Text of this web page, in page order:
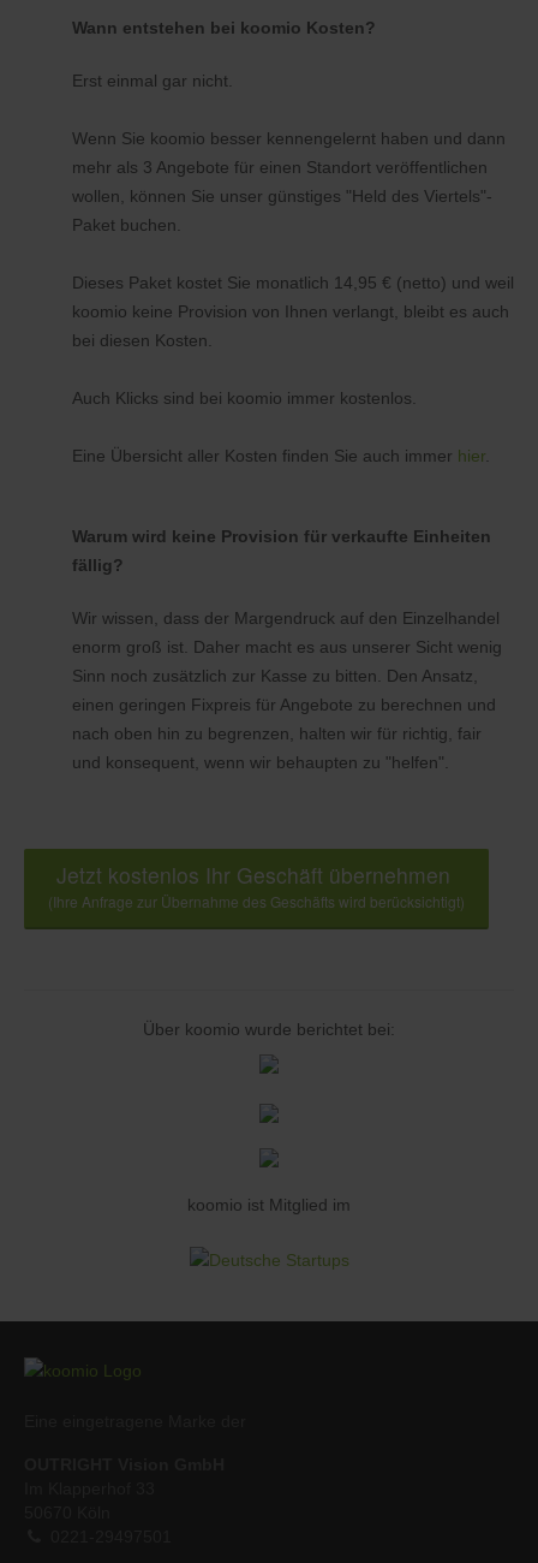
Wann entstehen bei koomio Kosten?
Erst einmal gar nicht.
Wenn Sie koomio besser kennengelernt haben und dann
mehr als 3 Angebote für einen Standort veröffentlichen
wollen, können Sie unser günstiges "Held des Viertels"-
Paket buchen.
Dieses Paket kostet Sie monatlich 14,95 € (netto) und weil
koomio keine Provision von Ihnen verlangt, bleibt es auch
bei diesen Kosten.
Auch Klicks sind bei koomio immer kostenlos.
Eine Übersicht aller Kosten finden Sie auch immer hier.
Warum wird keine Provision für verkaufte Einheiten
fällig?
Wir wissen, dass der Margendruck auf den Einzelhandel
enorm groß ist. Daher macht es aus unserer Sicht wenig
Sinn noch zusätzlich zur Kasse zu bitten. Den Ansatz,
einen geringen Fixpreis für Angebote zu berechnen und
nach oben hin zu begrenzen, halten wir für richtig, fair
und konsequent, wenn wir behaupten zu "helfen".
Jetzt kostenlos Ihr Geschäft übernehmen
(Ihre Anfrage zur Übernahme des Geschäfts wird berücksichtigt)
Über koomio wurde berichtet bei:
koomio ist Mitglied im